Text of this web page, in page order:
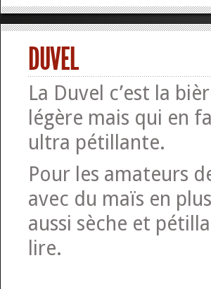
DUVEL
La Duvel c’est la
légère mais qui en
ultra pétillante.
Pour les amateurs
avec du maïs en
aussi sèche et
lire.